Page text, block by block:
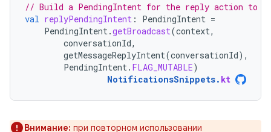
// Build a PendingIntent for the reply action to
val replyPendingIntent : PendingIntent =
PendingIntent .getBroadcast(context,
conversationId,
getMessageReplyIntent(conversationId),
PendingIntent . FLAG_MUTABLE)
NotificationsSnippets. kt
Внимание: при повторном использовании